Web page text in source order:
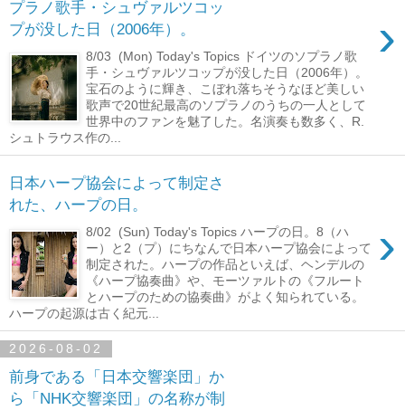
プラノ歌手・シュヴァルツコッ
プが没した日（2006年）。
›
8/03 (Mon) Today's Topics ドイツのソプラノ歌
手・シュヴァルツコップが没した日（2006年）。
宝石のように輝き、こぼれ落ちそうなほど美しい
歌声で20世紀最高のソプラノのうちの一人として
世界中のファンを魅了した。名演奏も数多く、R.
シュトラウス作の...
日本ハープ協会によって制定さ
れた、ハープの日。
›
8/02 (Sun) Today's Topics ハープの日。8（ハ
ー）と2（プ）にちなんで日本ハープ協会によって
制定された。ハープの作品といえば、ヘンデルの
《ハープ協奏曲》や、モーツァルトの《フルート
とハープのための協奏曲》がよく知られている。
ハープの起源は古く紀元...
2026-08-02
前身である「日本交響楽団」か
ら「NHK交響楽団」の名称が制